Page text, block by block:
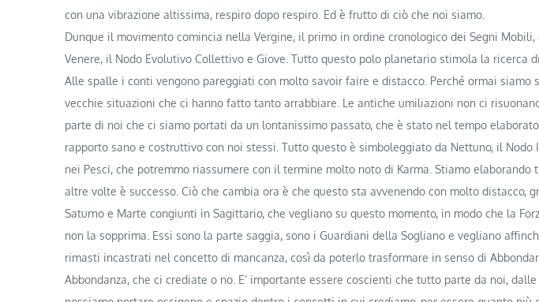
con una vibrazione altissima, respiro dopo respiro. Ed è frutto di ciò che noi siamo.
Dunque il movimento comincia nella Vergine, il primo in ordine cronologico dei Segni Mobili,
Venere, il Nodo Evolutivo Collettivo e Giove. Tutto questo polo planetario stimola la ricerca
Alle spalle i conti vengono pareggiati con molto savoir faire e distacco. Perché ormai siamo
vecchie situazioni che ci hanno fatto tanto arrabbiare. Le antiche umiliazioni non ci
parte di noi che ci siamo portati da un lontanissimo passato, che è stato nel tempo
rapporto sano e costruttivo con noi stessi. Tutto questo è simboleggiato da Nettuno, il Nodo
nei Pesci, che potremmo riassumere con il termine molto noto di Karma. Stiamo elaborando
altre volte è successo. Ciò che cambia ora è che questo sta avvenendo con molto distacco,
Saturno e Marte congiunti in Sagittario, che vegliano su questo momento, in modo che la
non la sopprima. Essi sono la parte saggia, sono i Guardiani della Sogliano e vegliano
rimasti incastrati nel concetto di mancanza, così da poterlo trasformare in senso di
Abbondanza, che ci crediate o no. E’ importante essere coscienti che tutto parte da noi,